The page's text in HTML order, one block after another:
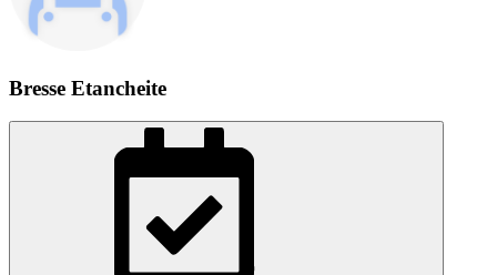
Bresse Etancheite